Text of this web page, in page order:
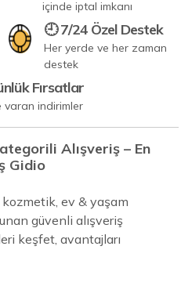
içinde iptal imkanı
🕘 7/24 Özel Destek
Her yerde ve her zaman
destek
Fırsatlar
varan indirimler
Alışveriş – En
Gidio
ev & yaşam
güvenli alışveriş
keşfet, avantajları